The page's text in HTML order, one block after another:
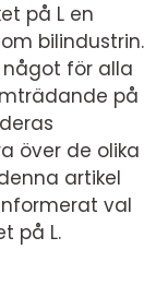
på L en
bilindustrin.
något för alla
på
över de olika
artikel
val
på L.